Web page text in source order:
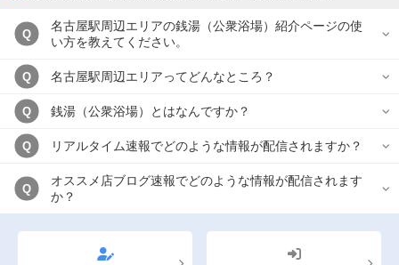
Q
名古屋駅周辺エリアの銭湯（公衆浴場）紹介ページの使
い方を教えてください。
Q 名古屋駅周辺エリアってどんなところ？
Q 銭湯（公衆浴場）とはなんですか？
Q リアルタイム速報でどのような情報が配信されますか？
Q
オススメ店ブログ速報でどのような情報が配信されます
か？